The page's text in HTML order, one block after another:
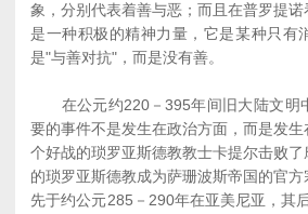
象，分别代表着善与恶；而且在普罗提
是一种积极的精神力量，它是某种只有
是"与善对抗"，而是没有善。
在公元约220－395年间旧大陆文明
要的事件不是发生在政治方面，而是发
个好战的琐罗亚斯德教教士卡提尔击败
的琐罗亚斯德教成为萨珊波斯帝国的官
先于约公元285－290年在亚美尼亚，其